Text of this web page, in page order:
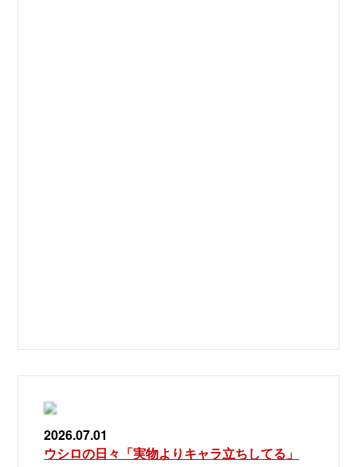
2026.07.01
ウシロの日々「実物よりキャラ立ちしてる」